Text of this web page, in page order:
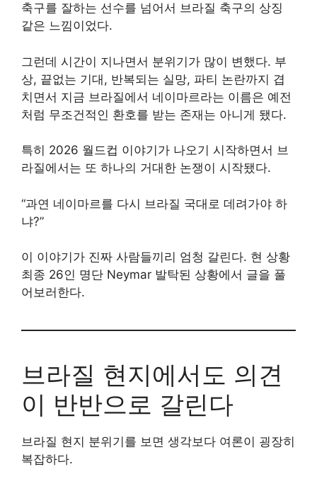
축구를 잘하는 선수를 넘어서 브라질 축구의 상징
같은 느낌이었다.
그런데 시간이 지나면서 분위기가 많이 변했다. 부
상, 끝없는 기대, 반복되는 실망, 파티 논란까지 겹
치면서 지금 브라질에서 네이마르라는 이름은 예전
처럼 무조건적인 환호를 받는 존재는 아니게 됐다.
특히 2026 월드컵 이야기가 나오기 시작하면서 브
라질에서는 또 하나의 거대한 논쟁이 시작됐다.
“과연 네이마르를 다시 브라질 국대로 데려가야 하
냐?”
이 이야기가 진짜 사람들끼리 엄청 갈린다. 현 상황
최종 26인 명단 Neymar 발탁된 상황에서 글을 풀
어보러한다.
브라질 현지에서도 의견
이 반반으로 갈린다
브라질 현지 분위기를 보면 생각보다 여론이 굉장히
복잡하다.